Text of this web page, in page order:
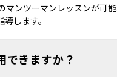
マンツーマンレッスンが可
します。
できますか？